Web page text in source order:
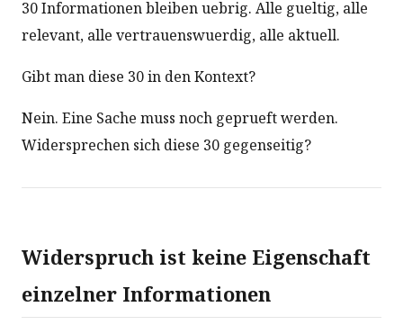
30 Informationen bleiben uebrig. Alle gueltig, alle
relevant, alle vertrauenswuerdig, alle aktuell.
Gibt man diese 30 in den Kontext?
Nein. Eine Sache muss noch geprueft werden.
Widersprechen sich diese 30 gegenseitig?
Widerspruch ist keine Eigenschaft
einzelner Informationen